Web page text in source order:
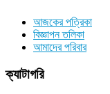
আজকের পত্রিকা
বিজ্ঞাপন তলিকা
আমাদের পরিবার
ক্যাটাগরি